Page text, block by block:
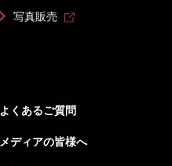
写真販売
よくあるご質問
メディアの皆様へ